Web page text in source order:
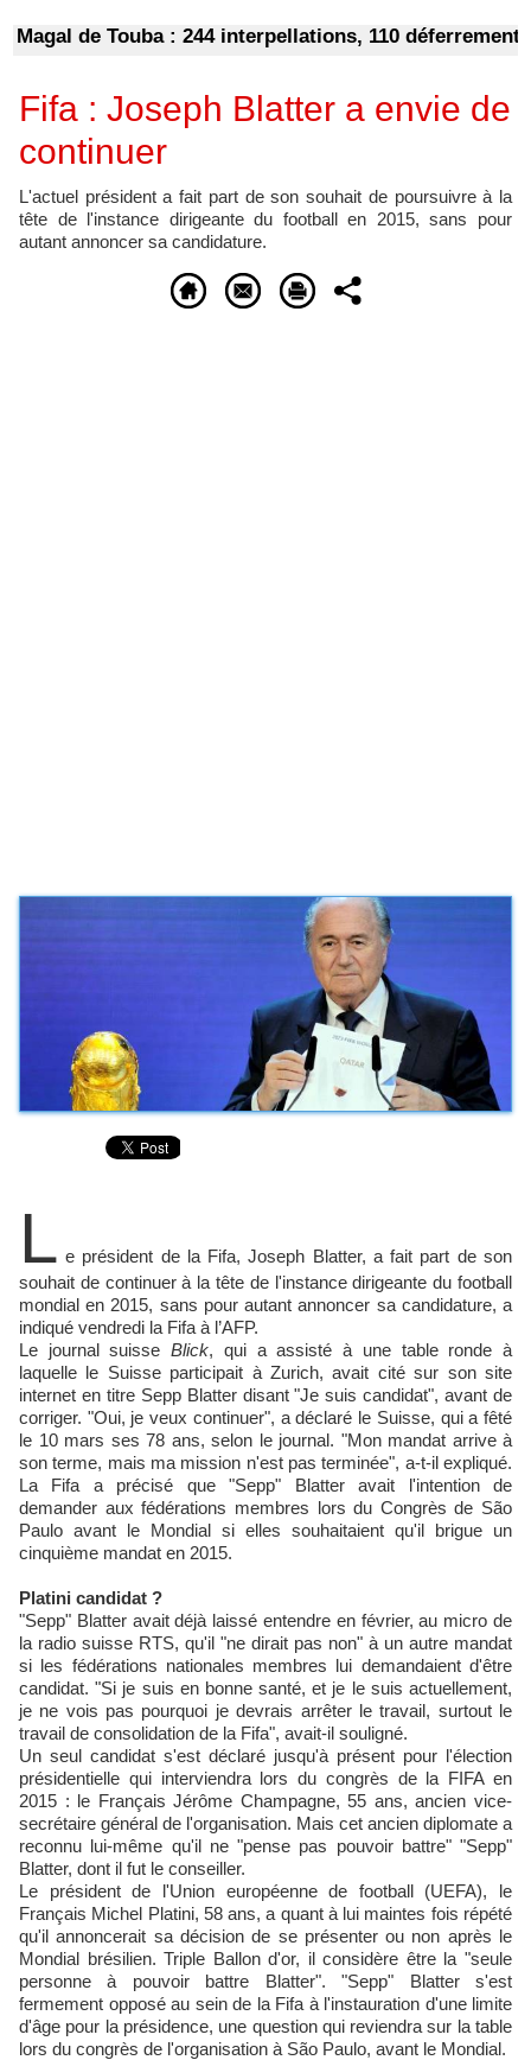
de Touba : 244 interpellations, 110 déferrements,
Fifa : Joseph Blatter a envie de
continuer
L'actuel président a fait part de son souhait de poursuivre à la
tête de l'instance dirigeante du football en 2015, sans pour
autant annoncer sa candidature.
L e président de la Fifa, Joseph Blatter, a fait part de son
souhait de continuer à la tête de l'instance dirigeante du football
mondial en 2015, sans pour autant annoncer sa candidature, a
indiqué vendredi la Fifa à l’AFP.
Le journal suisseBlick, qui a assisté à une table ronde à
laquelle le Suisse participait à Zurich, avait cité sur son site
internet en titre Sepp Blatter disant "Je suis candidat", avant de
corriger. "Oui, je veux continuer", a déclaré le Suisse, qui a fêté
le 10 mars ses 78 ans, selon le journal. "Mon mandat arrive à
son terme, mais ma mission n'est pas terminée", a-t-il expliqué.
La Fifa a précisé que "Sepp" Blatter avait l'intention de
demander aux fédérations membres lors du Congrès de São
Paulo avant le Mondial si elles souhaitaient qu'il brigue un
cinquième mandat en 2015.
Platini candidat ?
"Sepp" Blatter avait déjà laissé entendre en février, au micro de
la radio suisse RTS, qu'il "ne dirait pas non" à un autre mandat
si les fédérations nationales membres lui demandaient d'être
candidat. "Si je suis en bonne santé, et je le suis actuellement,
je ne vois pas pourquoi je devrais arrêter le travail, surtout le
travail de consolidation de la Fifa", avait-il souligné.
Un seul candidat s'est déclaré jusqu'à présent pour l'élection
présidentielle qui interviendra lors du congrès de la FIFA en
2015 : le Français Jérôme Champagne, 55 ans, ancien vice-
secrétaire général de l'organisation. Mais cet ancien diplomate a
reconnu lui-même qu'il ne "pense pas pouvoir battre" "Sepp"
Blatter, dont il fut le conseiller.
Le président de l'Union européenne de football (UEFA), le
Français Michel Platini, 58 ans, a quant à lui maintes fois répété
qu'il annoncerait sa décision de se présenter ou non après le
Mondial brésilien. Triple Ballon d'or, il considère être la "seule
personne à pouvoir battre Blatter". "Sepp" Blatter s'est
fermement opposé au sein de la Fifa à l'instauration d'une limite
d'âge pour la présidence, une question qui reviendra sur la table
lors du congrès de l'organisation à São Paulo, avant le Mondial.